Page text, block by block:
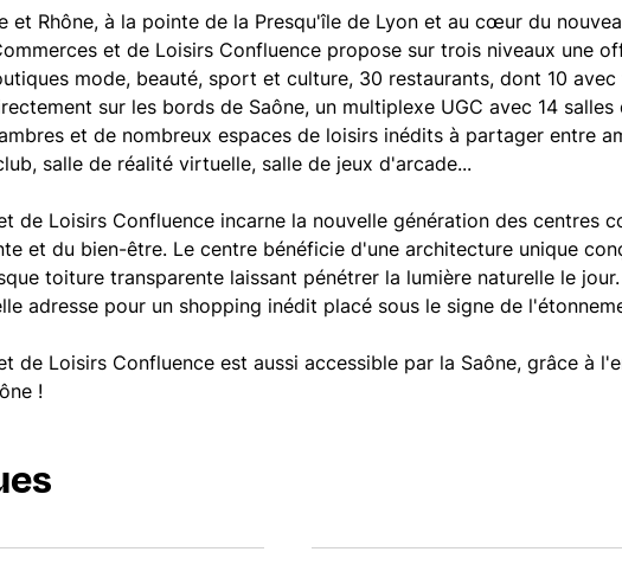
et Rhône, à la pointe de la Presqu'île de Lyon et au cœur du
et de Loisirs Confluence propose sur trois niveaux une
mode, beauté, sport et culture, 30 restaurants, dont 10 avec
sur les bords de Saône, un multiplexe UGC avec 14 salles
et de nombreux espaces de loisirs inédits à partager entre
salle de réalité virtuelle, salle de jeux d'arcade...
de Loisirs Confluence incarne la nouvelle génération des centres
et du bien-être. Le centre bénéficie d'une architecture unique
toiture transparente laissant pénétrer la lumière naturelle le jour.
adresse pour un shopping inédit placé sous le signe de
de Loisirs Confluence est aussi accessible par la Saône, grâce à
!